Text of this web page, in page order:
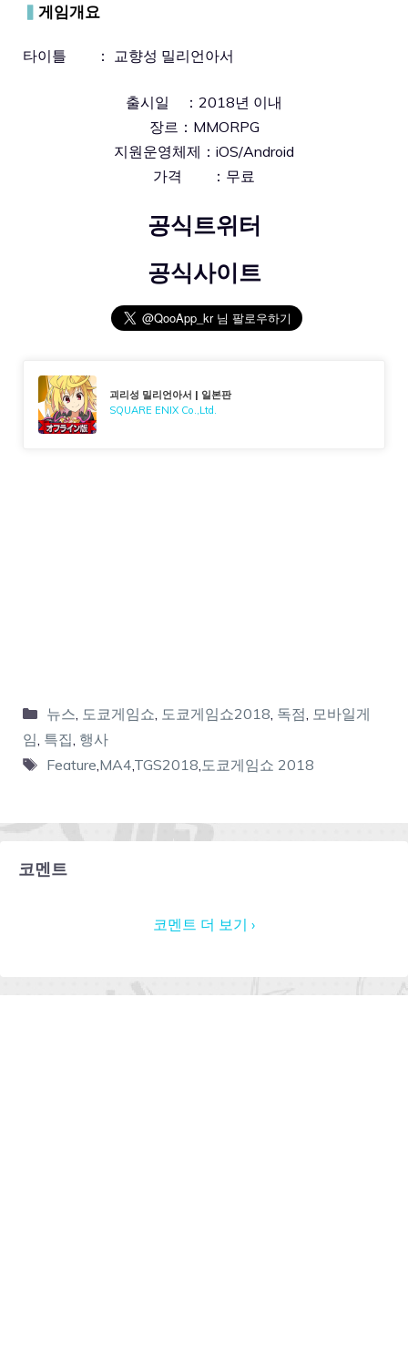
▍ 게임개요
타이틀 ： 교향성 밀리언아서
출시일 ：2018년 이내
장르：MMORPG
지원운영체제：iOS/Android
가격 ：무료
공식트위터
공식사이트
괴리성 밀리언아서 | 일본판
SQUARE ENIX Co.,Ltd.
뉴스 도쿄게임쇼 도쿄게임쇼2018 독점 모바일게
임 특집 행사
Feature MA4 TGS2018 도쿄게임쇼 2018
코멘트
코멘트 더 보기 ›